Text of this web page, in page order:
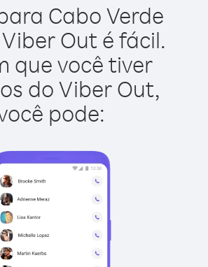
Cabo Verde
Out é fácil.
que você tiver
do Viber Out,
pode: